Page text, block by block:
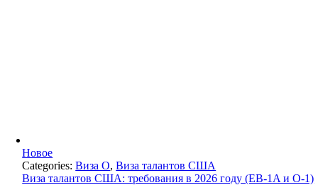
Новое
Categories:Виза О,Виза талантов США
Виза талантов США: требования в 2026 году (EB-1A и O-1)